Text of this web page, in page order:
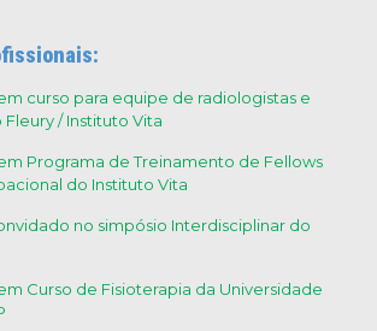
curso para equipe de radiologistas e
/ Instituto Vita
Programa de Treinamento de Fellows
do Instituto Vita
no simpósio Interdisciplinar do
Curso de Fisioterapia da Universidade